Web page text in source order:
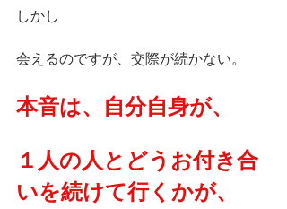
しかし
会えるのですが、交際が続かない。
本音は、自分自身が、
１人の人とどうお付き合
いを続けて行くかが、